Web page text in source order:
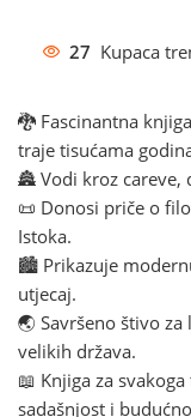
27 Kupaca
🐉 Fascinantna
traje tisućama
🏯 Vodi kroz careve,
📜 Donosi priče o
Istoka.
🏙️ Prikazuje
utjecaj.
🌏 Savršeno štivo
velikih država.
📖 Knjiga za
sadašnjost i